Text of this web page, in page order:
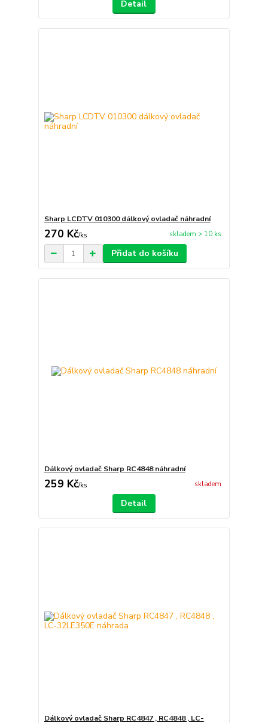
Detail
Sharp LCDTV 010300 dálkový ovladač náhradní
270 Kč/ks skladem > 10 ks
Přidat do košíku
Dálkový ovladač Sharp RC4848 náhradní
259 Kč/ks skladem
Detail
Dálkový ovladač Sharp RC4847 , RC4848 , LC-